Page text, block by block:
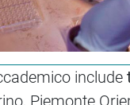
include
Piemonte